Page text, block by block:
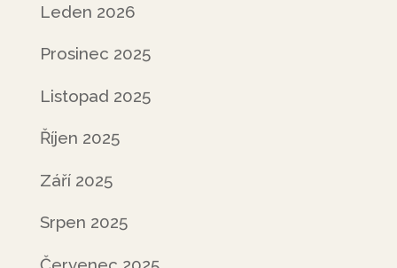
Leden 2026
Prosinec 2025
Listopad 2025
Říjen 2025
Září 2025
Srpen 2025
Červenec 2025